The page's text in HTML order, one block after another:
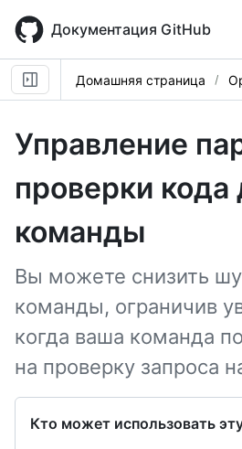
main
content
Документация GitHub
Домашняя страница
Управление
проверки
команды
Вы можете снизить
команды, ограничив
когда ваша команда
на проверку запроса
Кто может использовать